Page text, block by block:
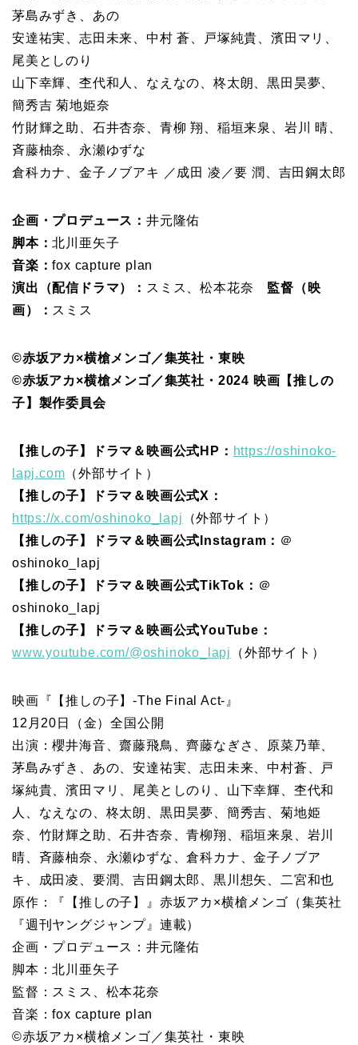
茅島みずき、あの
安達祐実、志田未来、中村 蒼、戸塚純貴、濱田マリ、
尾美としのり
山下幸輝、杢代和人、なえなの、柊太朗、黒田昊夢、
簡秀吉 菊地姫奈
竹財輝之助、石井杏奈、青柳 翔、稲垣来泉、岩川 晴、
斉藤柚奈、永瀬ゆずな
倉科カナ、金子ノブアキ ／成田 凌／要 潤、吉田鋼太郎
企画・プロデュース： 井元隆佑
脚本：北川亜矢子
音楽：fox capture plan
演出（配信ドラマ）： スミス、松本花奈 監督（映
画）： スミス
©赤坂アカ×横槍メンゴ／集英社・東映
©赤坂アカ×横槍メンゴ／集英社・2024 映画【推しの
子】製作委員会
【推しの子】ドラマ＆映画公式HP： https://oshinoko-
lapj.com （外部サイト）
【推しの子】ドラマ＆映画公式X：
https://x.com/oshinoko_lapj （外部サイト）
【推しの子】ドラマ＆映画公式Instagram： ＠
oshinoko_lapj
【推しの子】ドラマ＆映画公式TikTok： ＠
oshinoko_lapj
【推しの子】ドラマ＆映画公式YouTube：
www.youtube.com/@oshinoko_lapj
（外部サイト）
映画『【推しの子】-The Final Act-』
12月20日（金）全国公開
出演：櫻井海音、齋藤飛鳥、齊藤なぎさ、原菜乃華、
茅島みずき、あの、安達祐実、志田未来、中村蒼、戸
塚純貴、濱田マリ、尾美としのり、山下幸輝、杢代和
人、なえなの、柊太朗、黒田昊夢、簡秀吉、菊地姫
奈、竹財輝之助、石井杏奈、青柳翔、稲垣来泉、岩川
晴、斉藤柚奈、永瀬ゆずな、倉科カナ、金子ノブア
キ、成田凌、要潤、吉田鋼太郎、黒川想矢、二宮和也
原作：『【推しの子】』赤坂アカ×横槍メンゴ（集英社
『週刊ヤングジャンプ』連載）
企画・プロデュース：井元隆佑
脚本：北川亜矢子
監督：スミス、松本花奈
音楽：fox capture plan
©赤坂アカ×横槍メンゴ／集英社・東映